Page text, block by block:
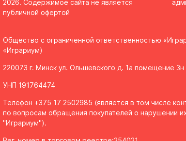
2026. Содержимое сайта не является
публичной офертой
Общество с ограниченной ответственностью
«Играриум)
220073 г. Минск ул. Ольшевского д. 1а помещение 3н
УНП 191764474
Телефон +375 17 2502985 (является в том числе
по вопросам обращения покупателей о нарушении
"Играриум").